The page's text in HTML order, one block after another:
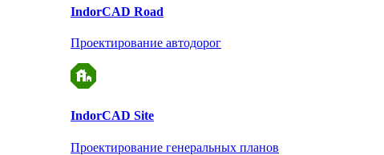
IndorCAD Road
Проектирование автодорог
IndorCAD Site
Проектирование генеральных планов